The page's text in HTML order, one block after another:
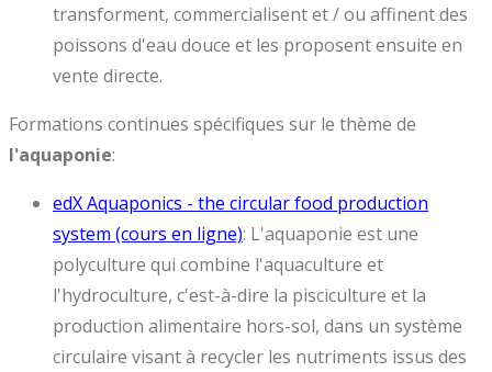
transforment, commercialisent et / ou affinent des
poissons d'eau douce et les proposent ensuite en
vente directe.
Formations continues spécifiques sur le thème de
l'aquaponie:
edX Aquaponics - the circular food production
system (cours en ligne): L'aquaponie est une
polyculture qui combine l'aquaculture et
l'hydroculture, c'est-à-dire la pisciculture et la
production alimentaire hors-sol, dans un système
circulaire visant à recycler les nutriments issus des